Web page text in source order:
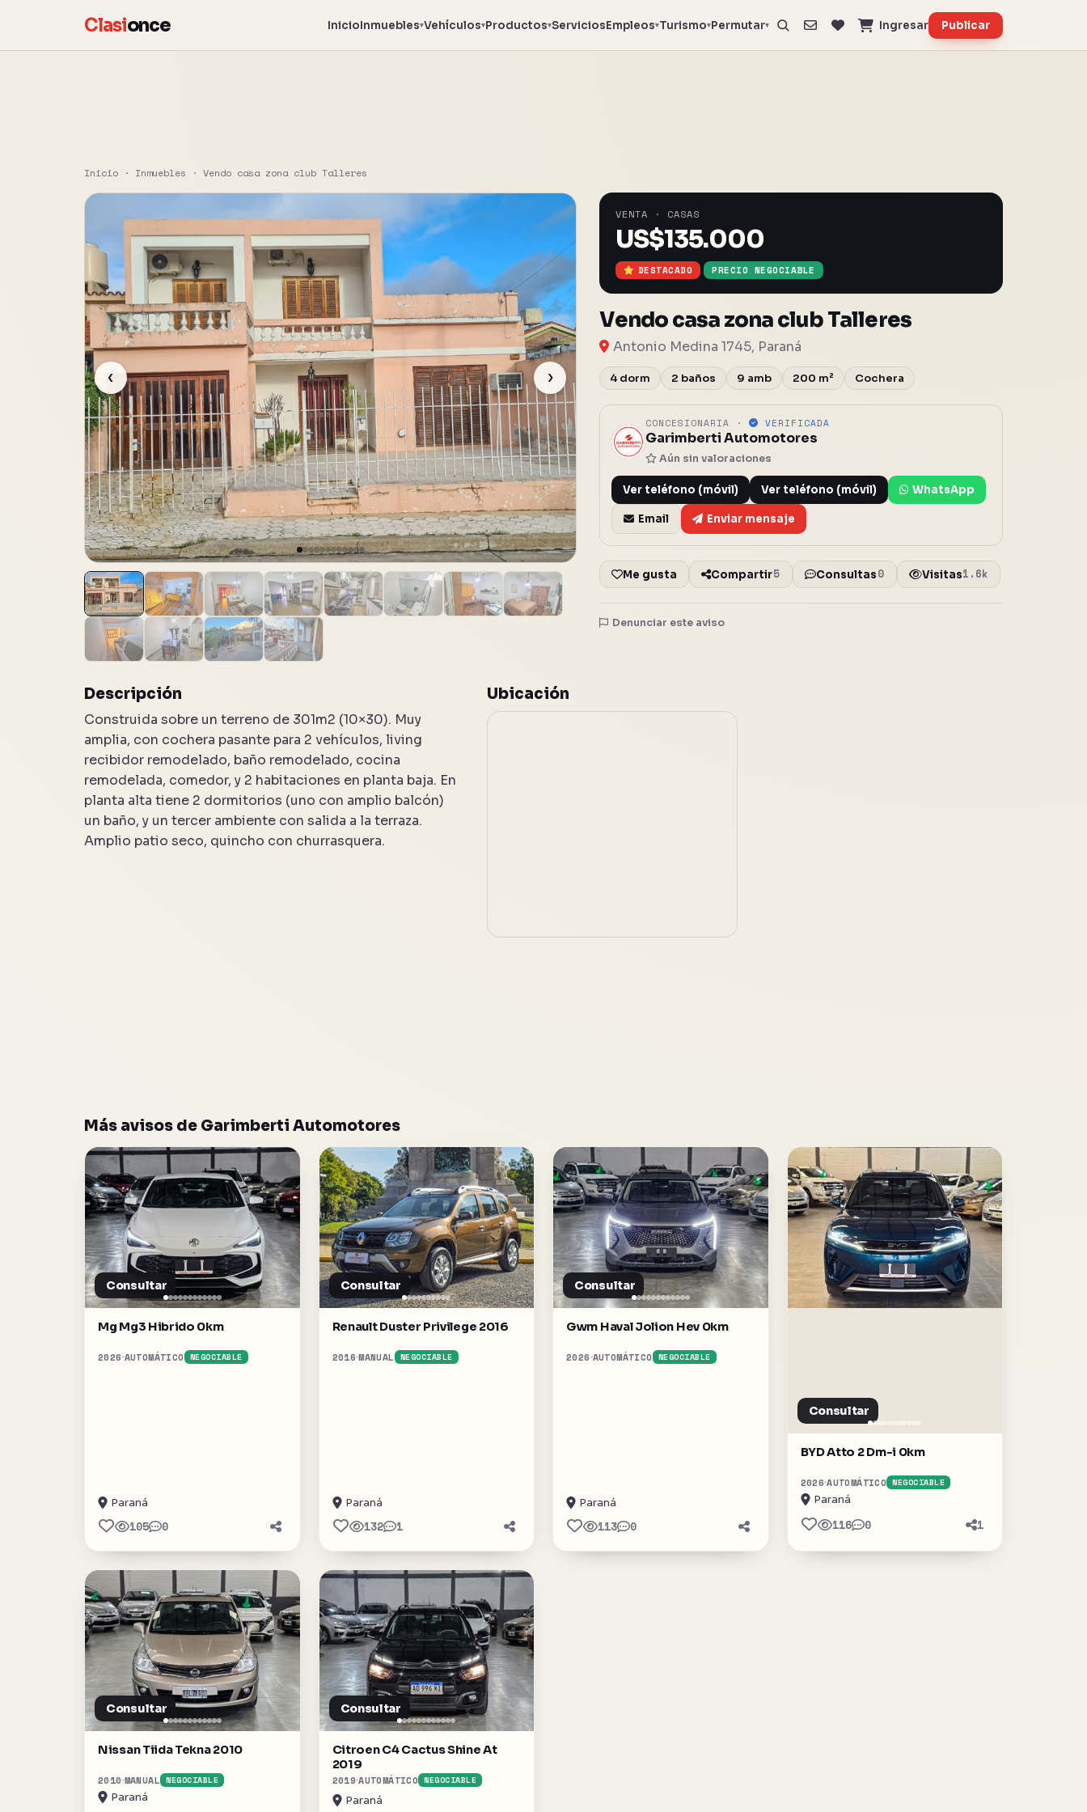
Clasionce InicioInmuebles▾Vehículos▾Productos▾ServiciosEmpleos▾Turismo▾Permutar▾ Ingresar Publicar
Inicio · Inmuebles · Vendo casa zona club Talleres
‹ ›
VENTA · CASAS
US$135.000
DESTACADO PRECIO NEGOCIABLE
Vendo casa zona club Talleres
Antonio Medina 1745, Paraná
4 dorm 2 baños 9 amb 200 m² Cochera
G
CONCESIONARIA · VERIFICADA
Garimberti Automotores
Aún sin valoraciones
Ver teléfono (móvil) Ver teléfono (móvil) WhatsApp
Email Enviar mensaje
Me gusta Compartir5 Consultas0 Visitas1.6k
Denunciar este aviso
Descripción
Construida sobre un terreno de 301m2 (10×30). Muy
amplia, con cochera pasante para 2 vehículos, living
recibidor remodelado, baño remodelado, cocina
remodelada, comedor, y 2 habitaciones en planta baja. En
planta alta tiene 2 dormitorios (uno con amplio balcón)
un baño, y un tercer ambiente con salida a la terraza.
Amplio patio seco, quincho con churrasquera.
Ubicación
Más avisos de Garimberti Automotores
Consultar
Mg Mg3 Hibrido 0km
2026 AUTOMÁTICO NEGOCIABLE
Paraná
105 0
Consultar
Renault Duster Privilege 2016
2016MANUAL NEGOCIABLE
Paraná
132 1
Consultar
Gwm Haval Jolion Hev 0km
2026 AUTOMÁTICO NEGOCIABLE
Paraná
113 0
Consultar
BYD Atto 2 Dm-i 0km
2026AUTOMÁTICO NEGOCIABLE
Paraná
116 0 1
Consultar
Nissan Tiida Tekna 2010
2010 MANUAL NEGOCIABLE
Paraná
Consultar
Citroen C4 Cactus Shine At
2019
2019AUTOMÁTICO NEGOCIABLE
Paraná